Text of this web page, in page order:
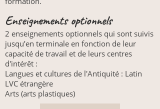
​Enseignements optionnels
2 enseignements optionnels qui sont suivis
jusqu’en terminale en fonction de leur
capacité de travail et de leurs centres
d'intérêt :
Langues et cultures de l'Antiquité : Latin
LVC étrangère
Arts (arts plastiques)